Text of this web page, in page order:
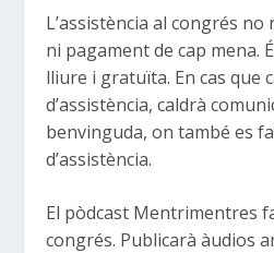
L’assistència al congrés
ni pagament de cap mena.
lliure i gratuïta. En cas que
d’assistència, caldrà
benvinguda, on també es
d’assistència.
El pòdcast Mentrimentres
congrés. Publicarà àudios